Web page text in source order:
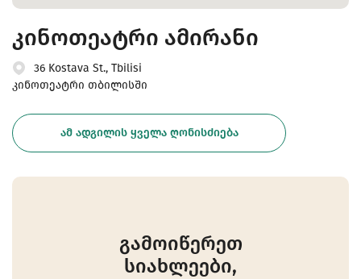
კინოთეატრი ამირანი
36 Kostava St., Tbilisi
კინოთეატრი თბილისში
ᲐᲛ ᲐᲓᲒᲘᲚᲘᲡ ᲧᲕᲔᲚᲐ ᲦᲝᲜᲘᲡᲫᲘᲔᲑᲐ
გამოიწერეთ
სიახლეები,